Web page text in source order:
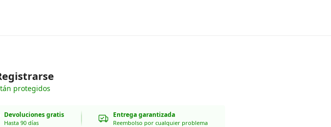
protegidos
Devoluciones gratis
Hasta 90 días
Entrega garantizada
Reembolso por cualquier problema